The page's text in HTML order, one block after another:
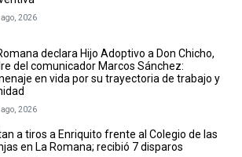
2026
declara Hijo Adoptivo a Don Chicho,
del comunicador Marcos Sánchez:
en vida por su trayectoria de trabajo y
2026
a tiros a Enriquito frente al Colegio de las
en La Romana; recibió 7 disparos